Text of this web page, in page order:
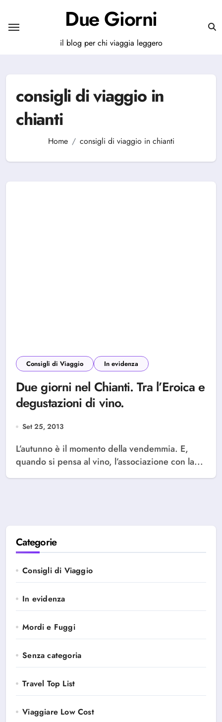
contenuto
Due Giorni
il blog per chi viaggia leggero
consigli di viaggio in
chianti
Home consigli di viaggio in chianti
Consigli di Viaggio In evidenza
Due giorni nel Chianti. Tra l’Eroica e
degustazioni di vino.
Set 25, 2013
L’autunno è il momento della vendemmia. E,
quando si pensa al vino, l’associazione con la...
Categorie
Consigli di Viaggio
In evidenza
Mordi e Fuggi
Senza categoria
Travel Top List
Viaggiare Low Cost